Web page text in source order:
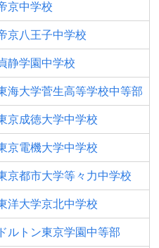
京中学校
京八王子中学校
静学園中学校
海大学菅生高等学校中等部
京成徳大学中学校
京電機大学中学校
京都市大学等々力中学校
洋大学京北中学校
ドルトン東京学園中等部